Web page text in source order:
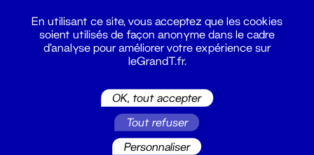
billetterie@leGrandT.fr
En utilisant ce site, vous acceptez que les cookies
soient utilisés de façon anonyme dans le cadre
d'analyse pour améliorer votre expérience sur
leGrandT.fr.
OK, tout accepter
Tout refuser
Personnaliser